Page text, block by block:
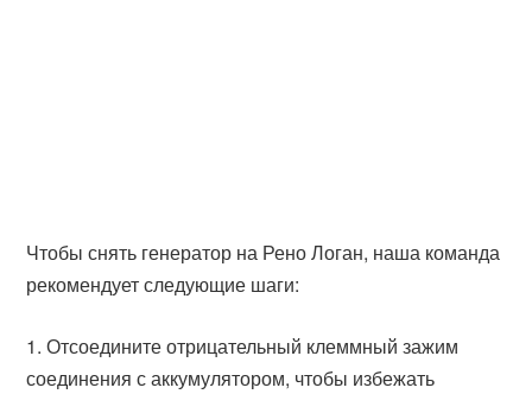
Чтобы снять генератор на Рено Логан, наша команда
рекомендует следующие шаги:
Отсоедините отрицательный клеммный зажим
соединения с аккумулятором, чтобы избежать